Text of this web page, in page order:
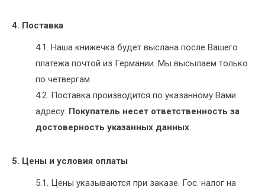
4. Поставка
4.1. Наша книжечка будет выслана после Вашего
платежа почтой из Германии. Мы высылаем только
по четвергам.
4.2. Поставка производится по указанному Вами
адресу. Покупатель несет ответственность за
достоверность указанных данных.
5. Цены и условия оплаты
5.1. Цены указываются при заказе. Гос. налог на